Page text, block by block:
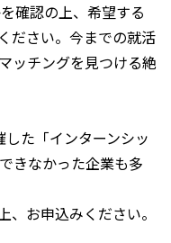
確認の上、希望する
ださい。今までの就活
ッチングを見つける絶
た「インターンシッ
きなかった企業も多
お申込みください。